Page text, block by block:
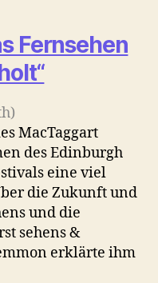
Fernsehen
MacTaggart
des Edinburgh
eine viel
die Zukunft und
und die
sehens &
erklärte ihm